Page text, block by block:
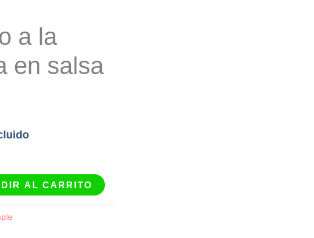
a la
en salsa
AL CARRITO